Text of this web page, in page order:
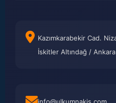
Kazımkarabekir Cad.
İskitler Altındağ / Ankara